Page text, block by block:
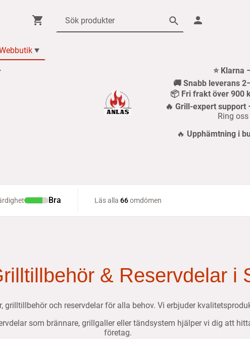
⭐ Klarna
🚚 Snabb leverans
📦 Fri frakt över 900
🔥 Grill-expert
Ring oss
🔥 Upphämtning i
& Reservdelar i
och reservdelar för alla behov. Vi erbjuder
som brännare, grillgaller eller tändsystem hjälper vi dig att
företag.